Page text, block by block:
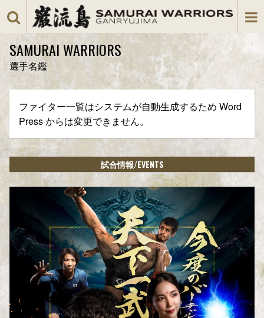
SAMURAI WARRIORS
選手名鑑
ファイター一覧はシステムが自動生成するため Word
Press からは変更できません。
試合情報/EVENTS